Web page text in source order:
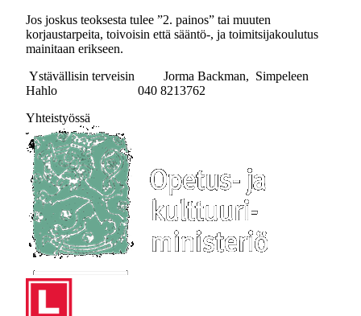
Jos joskus teoksesta tulee ”2. painos” tai muuten
korjaustarpeita, toivoisin että sääntö-, ja toimitsijakoulutus
mainitaan erikseen.
Ystävällisin terveisin Jorma Backman, Simpeleen
Hahlo 040 8213762
Yhteistyössä